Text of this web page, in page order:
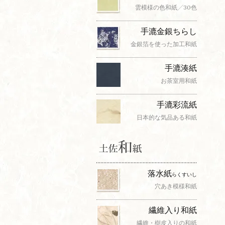
雲模様の色和紙╱30色
手漉金銀ちらし
金銀箔を使った加工和紙
手漉湊紙
お茶室用和紙
手漉彩流紙
日本的な気品ある和紙
落水紙らくすいし
穴あき模様和紙
繊維入り和紙
繊維・樹皮入りの和紙